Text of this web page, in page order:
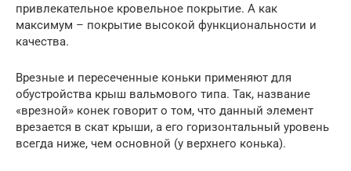
привлекательное кровельное покрытие. А как
максимум – покрытие высокой функциональности и
качества.
Врезные и пересеченные коньки применяют для
обустройства крыш вальмового типа. Так, название
«врезной» конек говорит о том, что данный элемент
врезается в скат крыши, а его горизонтальный уровень
всегда ниже, чем основной (у верхнего конька).